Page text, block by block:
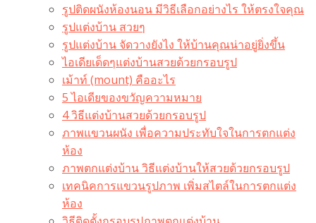
รูปติดผนังห้องนอน มีวิธีเลือกอย่างไร ให้ตรงใจคุณ
รูปแต่งบ้าน สวยๆ
รูปแต่งบ้าน จัดวางยังไง ให้บ้านคุณน่าอยู่ยิ่งขึ้น
ไอเดียเด็ดๆแต่งบ้านสวยด้วยกรอบรูป
เม้าท์ (mount) คืออะไร​
5 ไอเดียของขวัญความหมาย
4 วิธีแต่งบ้านสวยด้วยกรอบรูป
ภาพแขวนผนัง เพื่อความประทับใจในการตกแต่ง
ห้อง
ภาพตกแต่งบ้าน วิธีแต่งบ้านให้สวยด้วยกรอบรูป
เทคนิคการแขวนรูปภาพ เพิ่มสไตล์ในการตกแต่ง
ห้อง